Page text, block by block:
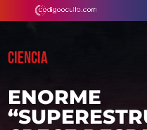
CIENCIA
ENORME